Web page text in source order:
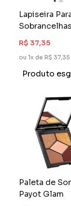
Lapiseira
Castanho
R$ 37,35
ou 1x de R$ 37,35
Produto
Paleta de
Payot Glam